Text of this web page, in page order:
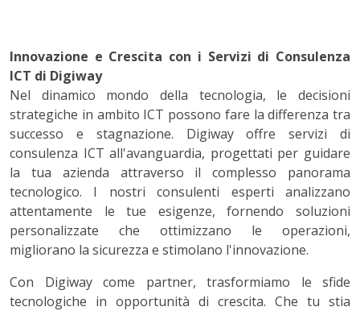
Innovazione e Crescita con i Servizi di Consulenza
ICT di Digiway
Nel dinamico mondo della tecnologia, le decisioni
strategiche in ambito ICT possono fare la differenza tra
successo e stagnazione. Digiway offre servizi di
consulenza ICT all'avanguardia, progettati per guidare
la tua azienda attraverso il complesso panorama
tecnologico. I nostri consulenti esperti analizzano
attentamente le tue esigenze, fornendo soluzioni
personalizzate che ottimizzano le operazioni,
migliorano la sicurezza e stimolano l'innovazione.
Con Digiway come partner, trasformiamo le sfide
tecnologiche in opportunità di crescita. Che tu stia